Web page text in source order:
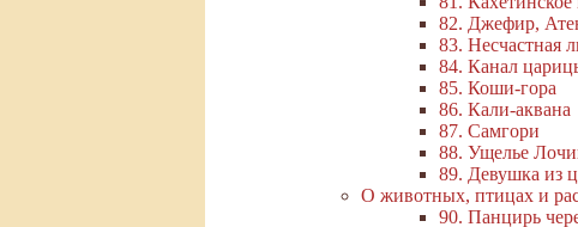
82. Джефир,
83. Несчастная
84. Канал
85. Коши-гора
86. Кали-аквана
87. Самгори
88. Ущелье
89. Девушка из
О животных, птицах и
90. Панцирь